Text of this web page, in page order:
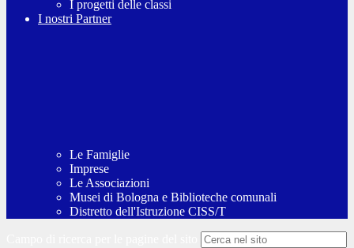
I progetti delle classi
I nostri Partner
Le Famiglie
Imprese
Le Associazioni
Musei di Bologna e Biblioteche comunali
Distretto dell'Istruzione CISS/T